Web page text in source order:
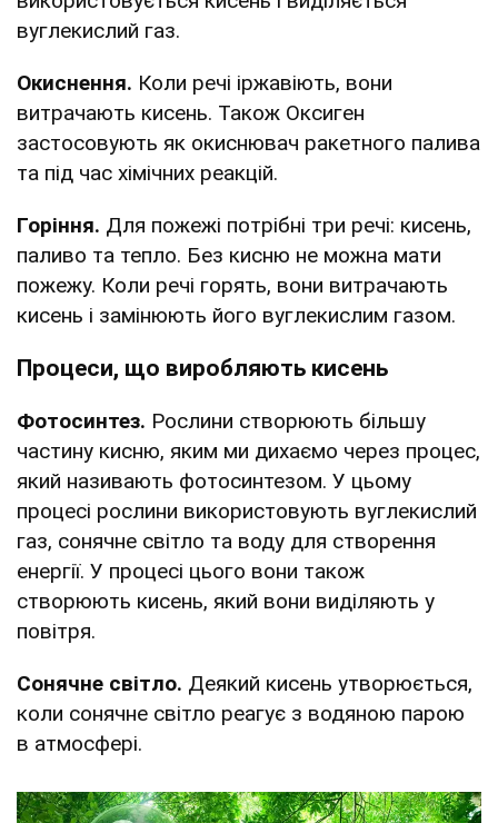
вуглекислий газ.
Окиснення. Коли речі іржавіють, вони
витрачають кисень. Також Оксиген
застосовують як окиснювач ракетного палива
та під час хімічних реакцій.
Горіння. Для пожежі потрібні три речі: кисень,
паливо та тепло. Без кисню не можна мати
пожежу. Коли речі горять, вони витрачають
кисень і замінюють його вуглекислим газом.
Процеси, що виробляють кисень
Фотосинтез. Рослини створюють більшу
частину кисню, яким ми дихаємо через процес,
який називають фотосинтезом. У цьому
процесі рослини використовують вуглекислий
газ, сонячне світло та воду для створення
енергії. У процесі цього вони також
створюють кисень, який вони виділяють у
повітря.
Сонячне світло. Деякий кисень утворюється,
коли сонячне світло реагує з водяною парою
в атмосфері.